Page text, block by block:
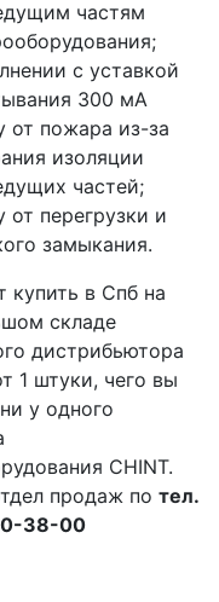
частям
с уставкой
300 мА
от пожара из-за
изоляции
частей;
от перегрузки и
замыкания.
купить в Спб на
складе
дистрибьютора
1 штуки, чего вы
у одного
CHINT.
продаж по тел.
38-00